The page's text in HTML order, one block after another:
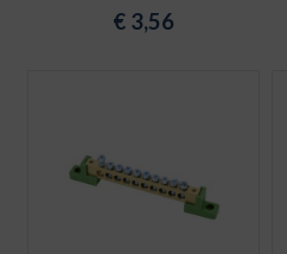
€ 3,56